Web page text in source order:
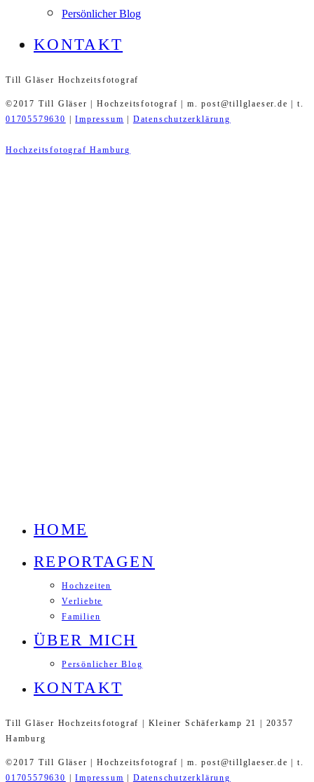
Persönlicher Blog
KONTAKT
Till Gläser Hochzeitsfotograf
©2017 Till Gläser | Hochzeitsfotograf | m. post@tillglaeser.de | t.
01705579630
|Impressum Datenschutzerklärung
Hochzeitsfotograf Hamburg
HOME
REPORTAGEN
Hochzeiten
Verliebte
Familien
ÜBER MICH
Persönlicher Blog
KONTAKT
Till Gläser Hochzeitsfotograf | Kleiner Schäferkamp 21 | 20357
Hamburg
©2017 Till Gläser | Hochzeitsfotograf | m. post@tillglaeser.de | t.
01705579630
|Impressum Datenschutzerklärung